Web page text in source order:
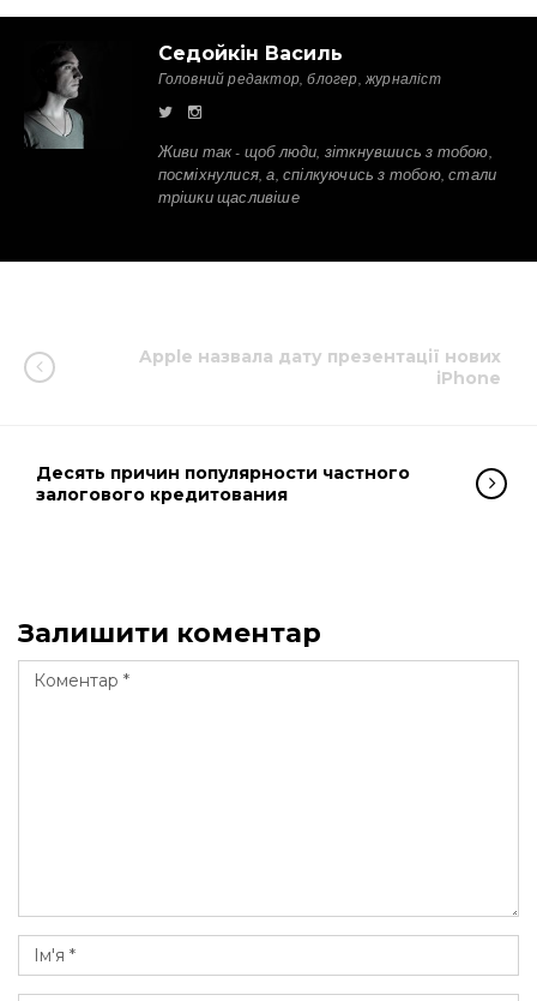
Седойкін Василь
Головний редактор, блогер, журналіст
Живи так - щоб люди, зіткнувшись з тобою,
посміхнулися, а, спілкуючись з тобою, стали
трішки щасливіше
Apple назвала дату презентації нових
iPhone
Десять причин популярности частного
залогового кредитования
Залишити коментар